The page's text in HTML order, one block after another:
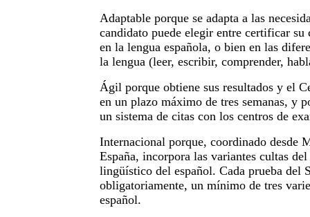
Adaptable porque se adapta a las
candidato puede elegir entre certificar su
en la lengua española, o bien en las
la lengua (leer, escribir, comprender,
Ágil porque obtiene sus resultados y el
en un plazo máximo de tres semanas, y
un sistema de citas con los centros de
Internacional porque, coordinado desde
España, incorpora las variantes cultas
lingüístico del español. Cada prueba del
obligatoriamente, un mínimo de tres
español.